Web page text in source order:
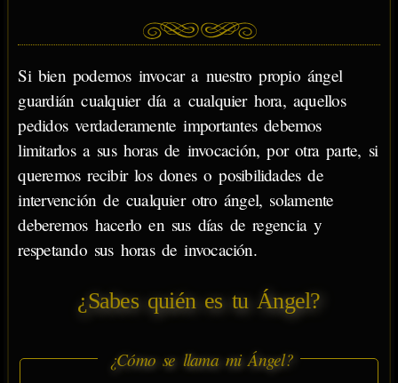
Si bien podemos invocar a nuestro propio ángel
guardián cualquier día a cualquier hora, aquellos
pedidos verdaderamente importantes debemos
limitarlos a sus horas de invocación, por otra parte, si
queremos recibir los dones o posibilidades de
intervención de cualquier otro ángel, solamente
deberemos hacerlo en sus días de regencia y
respetando sus horas de invocación.
¿Sabes quién es tu Ángel?
¿Cómo se llama mi Ángel?